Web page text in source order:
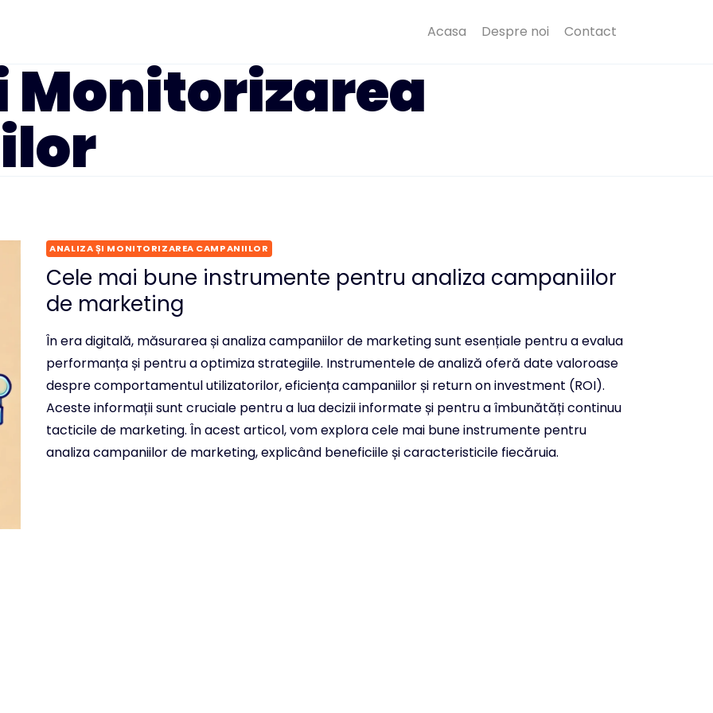
Acasa Despre noi Contact
Monitorizarea
ANALIZA ȘI MONITORIZAREA CAMPANIILOR
Cele mai bune instrumente pentru analiza campaniilor
de marketing
În era digitală, măsurarea și analiza campaniilor de marketing sunt esențiale pentru a evalua
performanța și pentru a optimiza strategiile. Instrumentele de analiză oferă date valoroase
despre comportamentul utilizatorilor, eficiența campaniilor și return on investment (ROI).
Aceste informații sunt cruciale pentru a lua decizii informate și pentru a îmbunătăți continuu
tacticile de marketing. În acest articol, vom explora cele mai bune instrumente pentru
analiza campaniilor de marketing, explicând beneficiile și caracteristicile fiecăruia.